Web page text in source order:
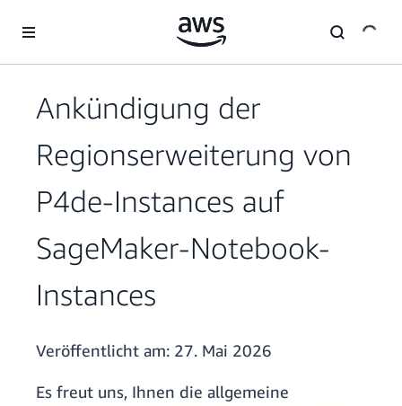
Überspringen zum Hauptinhalt
Ankündigung der
Regionserweiterung von
P4de-Instances auf
SageMaker-Notebook-
Instances
Veröffentlicht am: 27. Mai 2026
Es freut uns, Ihnen die allgemeine